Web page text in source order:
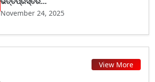
November 24, 2025
View More